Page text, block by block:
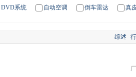
DVD系统 自动空调 倒车雷达 真
综述